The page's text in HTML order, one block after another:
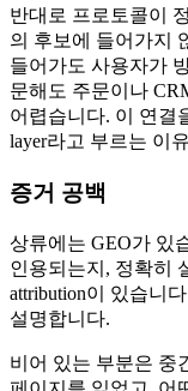
반대로 프로토콜이
의 후보에 들어가지
들어가도 사용자가
문해도 주문이나
어렵습니다. 이 연결
layer라고 부르는 이
증거 공백
상류에는 GEO가 있
인용되는지, 정확히
attribution이 있습니
설명합니다.
비어 있는 부분은 중